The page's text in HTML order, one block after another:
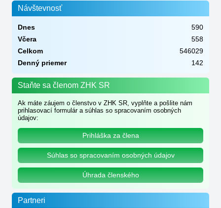
Návštevnosť
Dnes
590
Včera
558
Celkom
546029
Denný priemer
142
Staňte sa členom ZHK SR
Ak máte záujem o členstvo v ZHK SR, vyplňte a pošlite nám
prihlasovací formulár a súhlas so spracovaním osobných
údajov:
Prihláška za člena
Súhlas so spracovaním osobných údajov
Úhrada členského
Partneri